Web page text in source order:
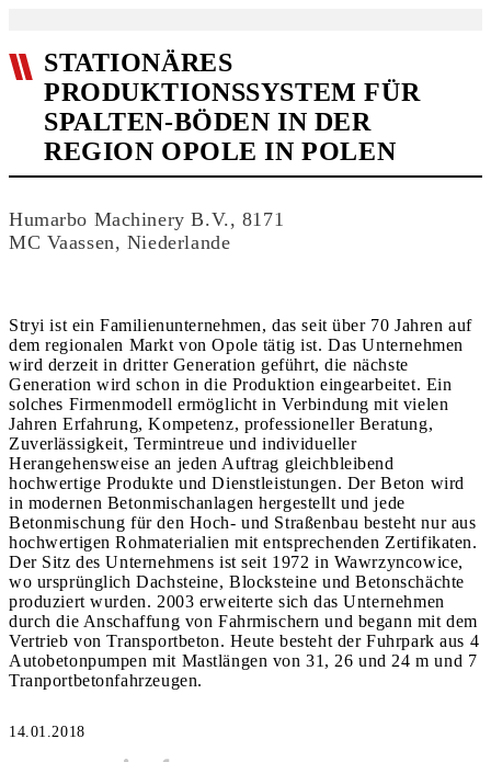
STATIONÄRES
PRODUKTIONSSYSTEM FÜR
SPALTEN-BÖDEN IN DER
REGION OPOLE IN POLEN
Humarbo Machinery B.V., 8171
MC Vaassen, Niederlande
Stryi ist ein Familienunternehmen, das seit über 70 Jahren auf
dem regionalen Markt von Opole tätig ist. Das Unternehmen
wird derzeit in dritter Generation geführt, die nächste
Generation wird schon in die Produktion eingearbeitet. Ein
solches Firmenmodell ermöglicht in Verbindung mit vielen
Jahren Erfahrung, Kompetenz, professioneller Beratung,
Zuverlässigkeit, Termintreue und individueller
Herangehensweise an jeden Auftrag gleichbleibend
hochwertige Produkte und Dienstleistungen. Der Beton wird
in modernen Betonmischanlagen hergestellt und jede
Betonmischung für den Hoch- und Straßenbau besteht nur aus
hochwertigen Rohmaterialien mit entsprechenden Zertifikaten.
Der Sitz des Unternehmens ist seit 1972 in Wawrzyncowice,
wo ursprünglich Dachsteine, Blocksteine und Betonschächte
produziert wurden. 2003 erweiterte sich das Unternehmen
durch die Anschaffung von Fahrmischern und begann mit dem
Vertrieb von Transportbeton. Heute besteht der Fuhrpark aus 4
Autobetonpumpen mit Mastlängen von 31, 26 und 24 m und 7
Tranportbetonfahrzeugen.
14.01.2018